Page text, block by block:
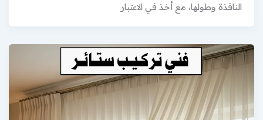
النافذة وطولها، مع أخذ في الاعتبار